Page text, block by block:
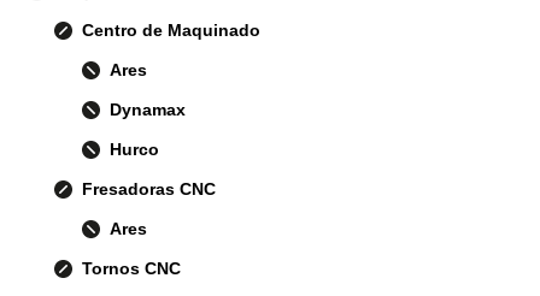
Centro de Maquinado
Ares
Dynamax
Hurco
Fresadoras CNC
Ares
Tornos CNC